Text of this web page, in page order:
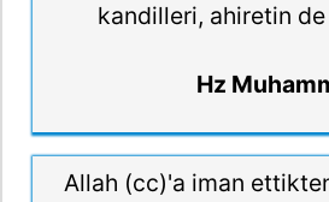
kandilleri, ahiretin de
Hz
Allah (cc)'a iman